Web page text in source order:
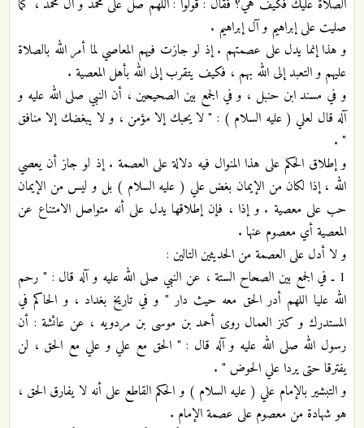
الصلاة عليك فكيف هي؟ فقال : قولوا : اللهم صل على محمد و آل محمد ، كما
صليت على إبراهيم و آل إبراهيم .
و هذا إنما يدل على عصمتهم . إذ لو جازت فيهم المعاصي لما أمر الله بالصلاة
عليهم و التعبد إلى الله بهم ، فكيف يتقرب إلى الله بأهل المعصية .
و في مسند ابن حنبل ، و في الجمع بين الصحيحين ، أن النبي صلى الله عليه و
آله قال لعلي ( عليه السلام ) : " لا يحبك إلا مؤمن ، و لا يبغضك إلا منافق
" .
و إطلاق الحكم على هذا المنوال فيه دلالة على العصمة . إذ لو جاز أن يعصي
الله ، إذا لكان من الإيمان بغض علي ( عليه السلام ) بل و ليس من الإيمان
حب على معصية . و إذا ، فإن إطلاقها يدل على أنه متواصل الامتناع عن
المعصية أي معصوم عنها .
و لا أدل على العصمة من الحديثين التالين :
1 ـ في الجمع بين الصحاح الستة ، عن النبي صلى الله عليه و آله قال : " رحم
الله عليا اللهم أدر الحق معه حيث دار " و في تاريخ بغداد ، و الحاكم في
المستدرك و كنز العمال روى أحمد بن موسى بن مردويه ، عن عائشة : أن
رسول الله صلى الله عليه و آله قال : " الحق مع علي و علي مع الحق ، لن
يفترقا حتى يردا علي الحوض " .
و التبشير بالإمام علي ( عليه السلام ) و الحكم القاطع على أنه لا يفارق الحق ،
هو شهادة من معصوم على عصمة الإمام .